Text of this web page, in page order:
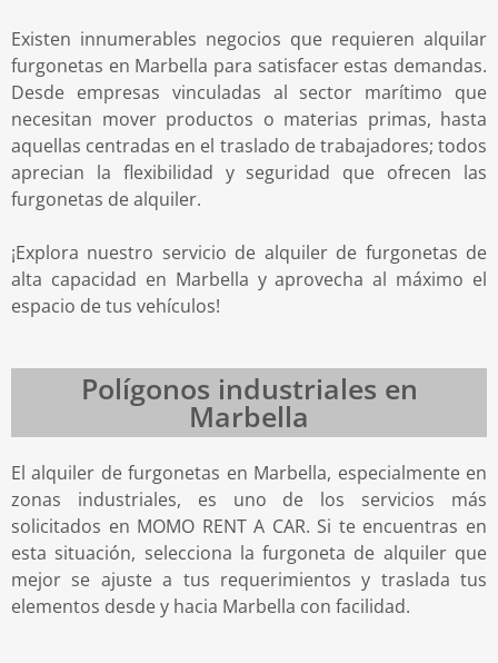
Existen innumerables negocios que requieren alquilar
furgonetas en Marbella para satisfacer estas demandas.
Desde empresas vinculadas al sector marítimo que
necesitan mover productos o materias primas, hasta
aquellas centradas en el traslado de trabajadores; todos
aprecian la flexibilidad y seguridad que ofrecen las
furgonetas de alquiler.
¡Explora nuestro servicio de alquiler de furgonetas de
alta capacidad en Marbella y aprovecha al máximo el
espacio de tus vehículos!
Polígonos industriales en
Marbella
El alquiler de furgonetas en Marbella, especialmente en
zonas industriales, es uno de los servicios más
solicitados en MOMO RENT A CAR. Si te encuentras en
esta situación, selecciona la furgoneta de alquiler que
mejor se ajuste a tus requerimientos y traslada tus
elementos desde y hacia Marbella con facilidad.